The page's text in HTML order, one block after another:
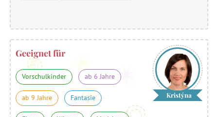
Geeignet für
Vorschulkinder ab 6 Jahre
ab 9 Jahre Fantasie Kristýna